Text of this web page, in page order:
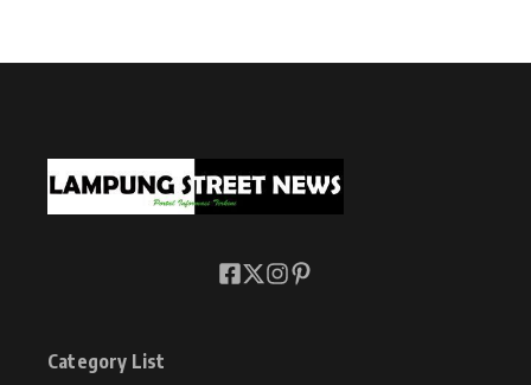
Category List